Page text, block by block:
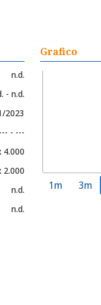
n.d.
- n.d.
2023
- ---
4.000
2.000
n.d.
n.d.
Grafico
1m 3m